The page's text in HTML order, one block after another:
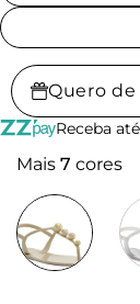
Quero
Receba até
Mais 7 cores